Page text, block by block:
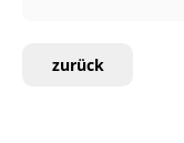
zurück